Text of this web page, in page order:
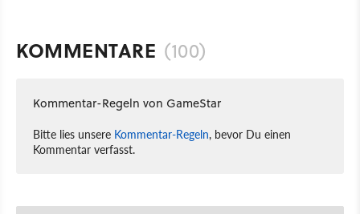
KOMMENTARE (100)
Kommentar-Regeln von GameStar
Bitte lies unsere Kommentar-Regeln, bevor Du einen
Kommentar verfasst.